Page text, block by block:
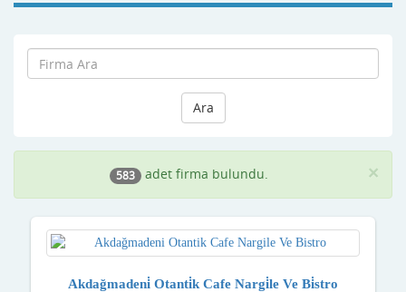
Ara
×
583 adet firma bulundu.
Akdağmadeni̇ Otanti̇k Cafe Nargi̇le Ve Bi̇stro